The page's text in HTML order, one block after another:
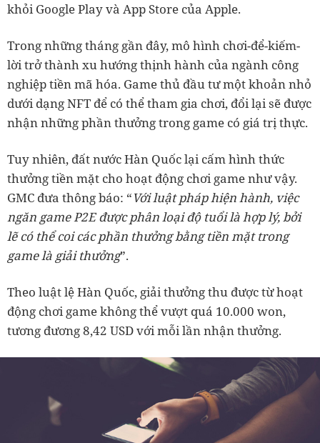
khỏi Google Play và App Store của Apple.
Trong những tháng gần đây, mô hình chơi-để-kiếm-
lời trở thành xu hướng thịnh hành của ngành công
nghiệp tiền mã hóa. Game thủ đầu tư một khoản nhỏ
dưới dạng NFT để có thể tham gia chơi, đổi lại sẽ được
nhận những phần thưởng trong game có giá trị thực.
Tuy nhiên, đất nước Hàn Quốc lại cấm hình thức
thưởng tiền mặt cho hoạt động chơi game như vậy.
GMC đưa thông báo: “Với luật pháp hiện hành, việc
ngăn game P2E được phân loại độ tuổi là hợp lý, bởi
lẽ có thể coi các phần thưởng bằng tiền mặt trong
game là giải thưởng”.
Theo luật lệ Hàn Quốc, giải thưởng thu được từ hoạt
động chơi game không thể vượt quá 10.000 won,
tương đương 8,42 USD với mỗi lần nhận thưởng.